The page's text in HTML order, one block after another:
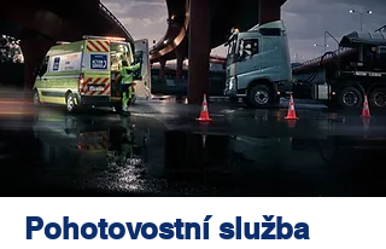
Pohotovostní služba